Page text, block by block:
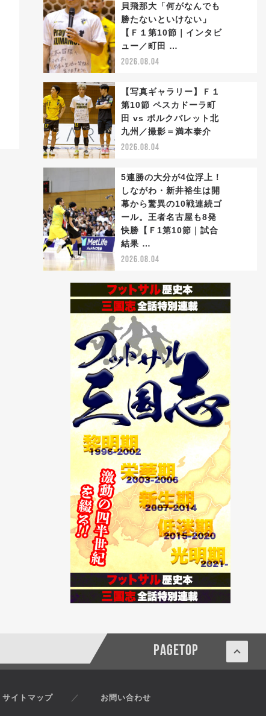
貝飛那大「何がなんでも
勝たないといけない」
【Ｆ１第10節｜インタビ
ュー／町田 …
2026.08.04
【写真ギャラリー】Ｆ１
第10節 ペスカドーラ町
田 vs ボルクバレット北
九州／撮影＝満本泰介
2026.08.04
5連勝の大分が4位浮上！
しながわ・新井裕生は開
幕から驚異の10戦連続ゴ
ール。王者名古屋も8発
快勝【Ｆ1第10節｜試合
結果 …
2026.08.04
PAGETOP
サイトマップ お問い合わせ